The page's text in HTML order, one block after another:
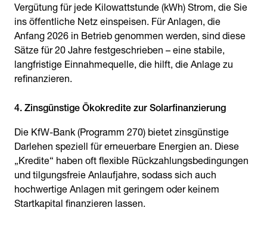
Vergütung für jede Kilowattstunde (kWh) Strom, die Sie
ins öffentliche Netz einspeisen. Für Anlagen, die
Anfang 2026 in Betrieb genommen werden, sind diese
Sätze für 20 Jahre festgeschrieben – eine stabile,
langfristige Einnahmequelle, die hilft, die Anlage zu
refinanzieren.
4. Zinsgünstige Ökokredite zur Solarfinanzierung
Die KfW-Bank (Programm 270) bietet zinsgünstige
Darlehen speziell für erneuerbare Energien an. Diese
„Kredite“ haben oft flexible Rückzahlungsbedingungen
und tilgungsfreie Anlaufjahre, sodass sich auch
hochwertige Anlagen mit geringem oder keinem
Startkapital finanzieren lassen.